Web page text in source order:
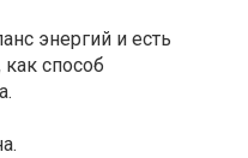
энергий и есть
способ